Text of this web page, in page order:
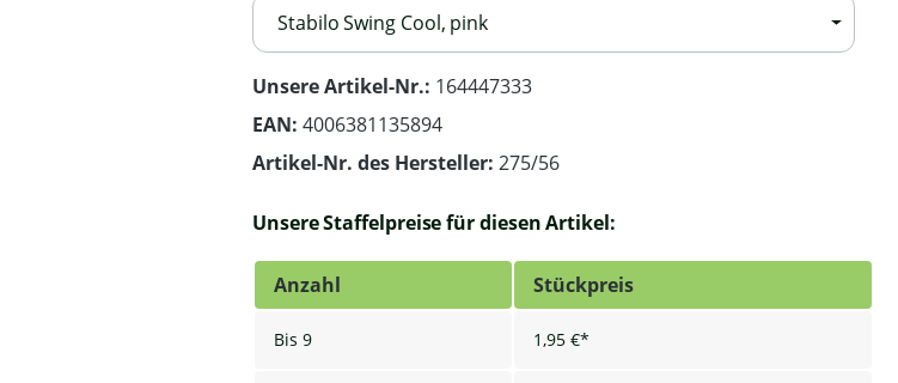
Stabilo Swing Cool, pink
Unsere Artikel-Nr.: 164447333
EAN: 4006381135894
Artikel-Nr. des Hersteller: 275/56
Unsere Staffelpreise für diesen Artikel:
Anzahl Stückpreis
Bis 9 1,95 €*